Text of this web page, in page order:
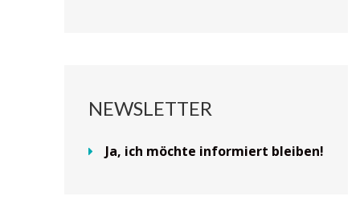
NEWSLETTER
Ja, ich möchte informiert bleiben!